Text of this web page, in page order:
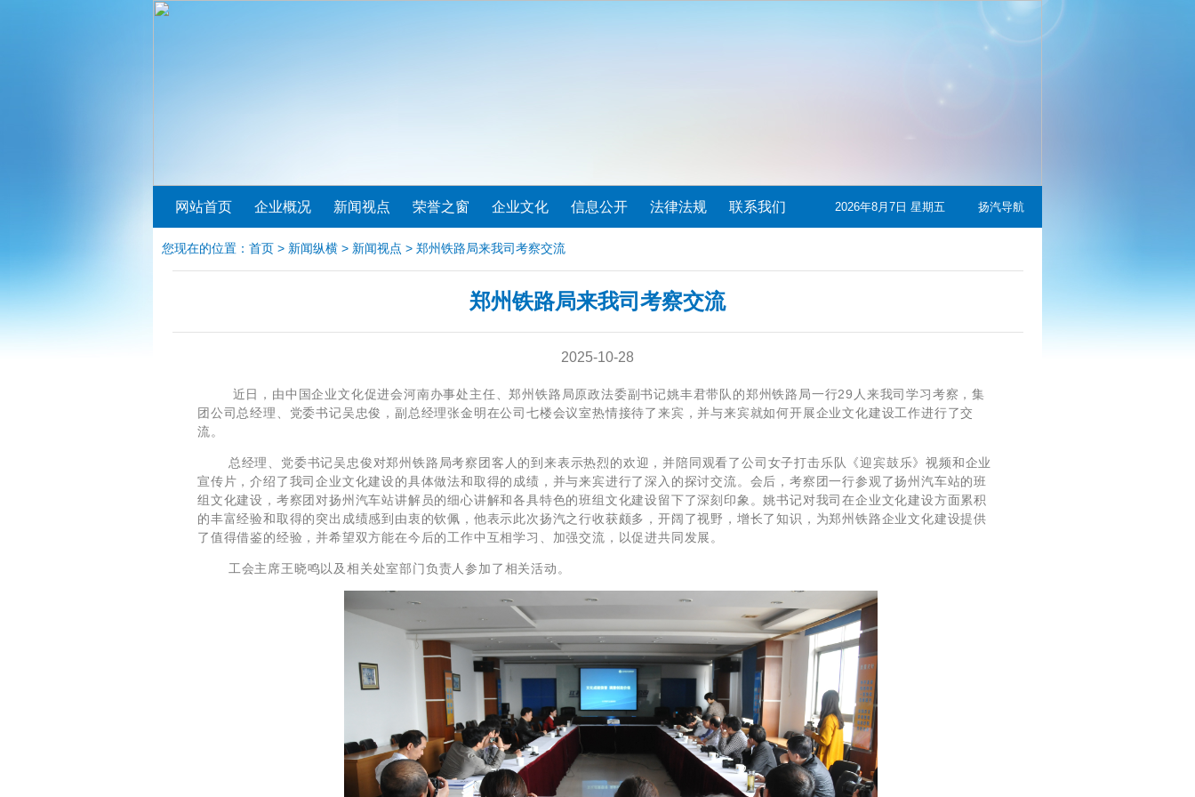
网站首页 企业概况 新闻视点 荣誉之窗 企业文化 信息公开 法律法规 联系我们 2026年8月7日 星期五 扬汽导航
您现在的位置： 首页 > 新闻纵横 > 新闻视点 > 郑州铁路局来我司考察交流
郑州铁路局来我司考察交流
2025-10-28
近日，由中国企业文化促进会河南办事处主任、郑州铁路局原政法委副书记姚丰君带队的郑州铁路局一行29人来我司学习考察，集
团公司总经理、党委书记吴忠俊，副总经理张金明在公司七楼会议室热情接待了来宾，并与来宾就如何开展企业文化建设工作进行了交
流。
总经理、党委书记吴忠俊对郑州铁路局考察团客人的到来表示热烈的欢迎，并陪同观看了公司女子打击乐队《迎宾鼓乐》视频和企业
宣传片，介绍了我司企业文化建设的具体做法和取得的成绩，并与来宾进行了深入的探讨交流。会后，考察团一行参观了扬州汽车站的班
组文化建设，考察团对扬州汽车站讲解员的细心讲解和各具特色的班组文化建设留下了深刻印象。姚书记对我司在企业文化建设方面累积
的丰富经验和取得的突出成绩感到由衷的钦佩，他表示此次扬汽之行收获颇多，开阔了视野，增长了知识，为郑州铁路企业文化建设提供
了值得借鉴的经验，并希望双方能在今后的工作中互相学习、加强交流，以促进共同发展。
工会主席王晓鸣以及相关处室部门负责人参加了相关活动。